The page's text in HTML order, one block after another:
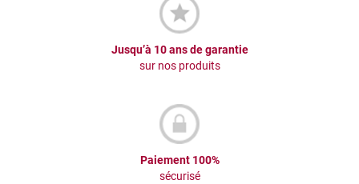
Jusqu’à 10 ans de garantie
sur nos produits
Paiement 100%
sécurisé